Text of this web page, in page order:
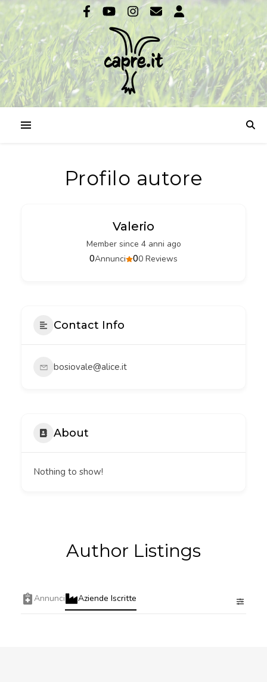
Profilo autore
Valerio
Member since 4 anni ago
00 Reviews
0Annunci
Contact Info
bosiovale@alice.it
About
Nothing to show!
Author Listings
Annunci Aziende Iscritte